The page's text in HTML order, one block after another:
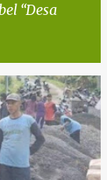
Desa